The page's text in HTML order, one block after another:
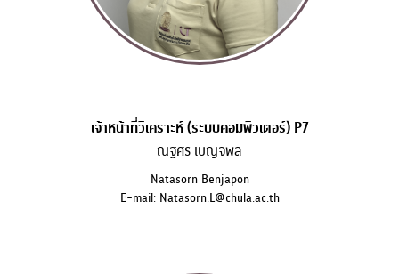
เจ้าหน้าที่วิเคราะห์ (ระบบคอมพิวเตอร์) P7
ณฐศร เบญจพล
Natasorn Benjapon
E-mail: Natasorn.L@chula.ac.th